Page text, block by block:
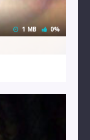
1 MB 0%